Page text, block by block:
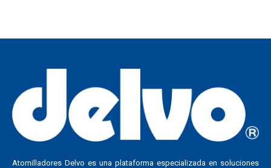
Atornilladores Delvo es una plataforma especializada en soluciones